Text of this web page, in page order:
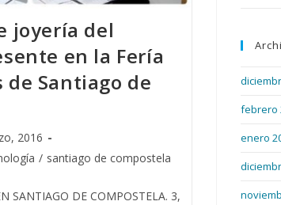
joyería del
en la Fería
Santiago de
2016
/ santiago de compostela
SANTIAGO DE COMPOSTELA. 3,
febrero
enero